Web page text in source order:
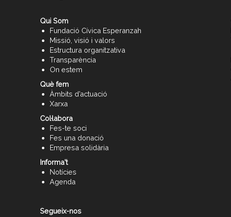
Qui Som
Fundació Cívica Esperanzah
Missió, visió i valors
Estructura organitzativa
Transparència
On estem
Què fem
Àmbits d’actuació
Xarxa
Col·labora
Fes-te soci
Fes una donació
Empresa solidària
Informa't
Notícies
Agenda
Segueix-nos